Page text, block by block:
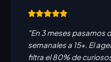
"En 3 meses pasamos
semanales a 15+. El
filtra el 80% de